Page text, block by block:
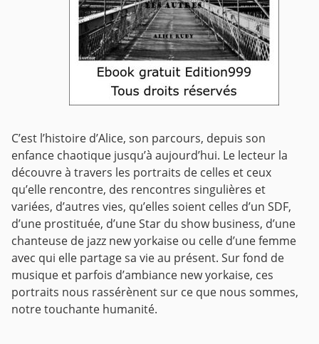
C’est l’histoire d’Alice, son parcours, depuis son
enfance chaotique jusqu’à aujourd’hui. Le lecteur la
découvre à travers les portraits de celles et ceux
qu’elle rencontre, des rencontres singulières et
variées, d’autres vies, qu’elles soient celles d’un SDF,
d’une prostituée, d’une Star du show business, d’une
chanteuse de jazz new yorkaise ou celle d’une femme
avec qui elle partage sa vie au présent. Sur fond de
musique et parfois d’ambiance new yorkaise, ces
portraits nous rassérènent sur ce que nous sommes,
notre touchante humanité.